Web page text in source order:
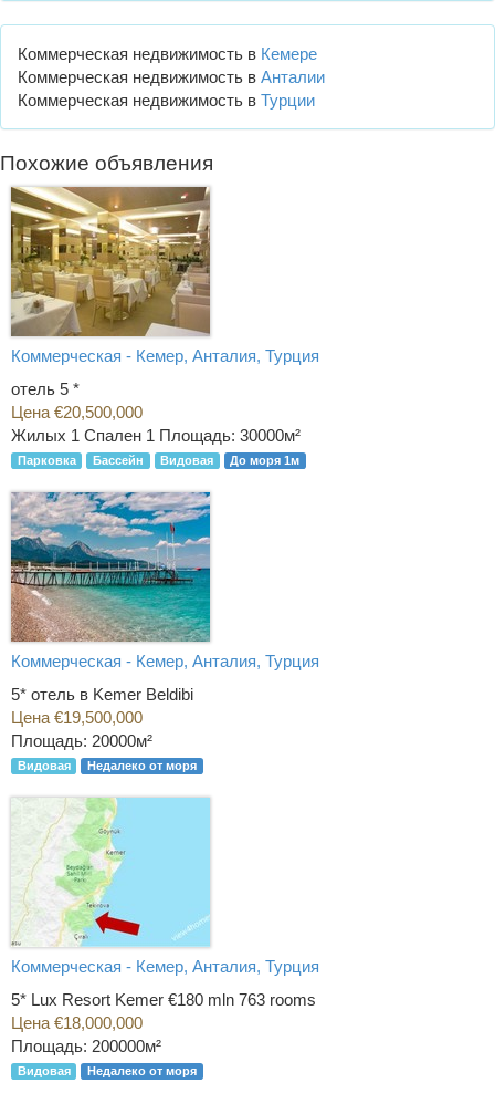
Коммерческая недвижимость в Кемере
Коммерческая недвижимость в Анталии
Коммерческая недвижимость в Турции
Похожие объявления
Коммерческая - Кемер, Анталия, Турция
отель 5 *
Цена €20,500,000
Жилых 1 Спален 1 Площадь: 30000м²
Парковка Бассейн Видовая До моря 1м
Коммерческая - Кемер, Анталия, Турция
5* отель в Kemer Beldibi
Цена €19,500,000
Площадь: 20000м²
Видовая Недалеко от моря
Коммерческая - Кемер, Анталия, Турция
5* Lux Resort Kemer €180 mln 763 rooms
Цена €18,000,000
Площадь: 200000м²
Видовая Недалеко от моря